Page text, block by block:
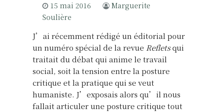
15 mai 2016
Marguerite
Soulière
J’ai récemment rédigé un éditorial pour
un numéro spécial de la revue Refletsqui
traitait du débat qui anime le travail
social, soit la tension entre la posture
critique et la pratique qui se veut
humaniste. J’exposais alors qu’il nous
fallait articuler une posture critique tout